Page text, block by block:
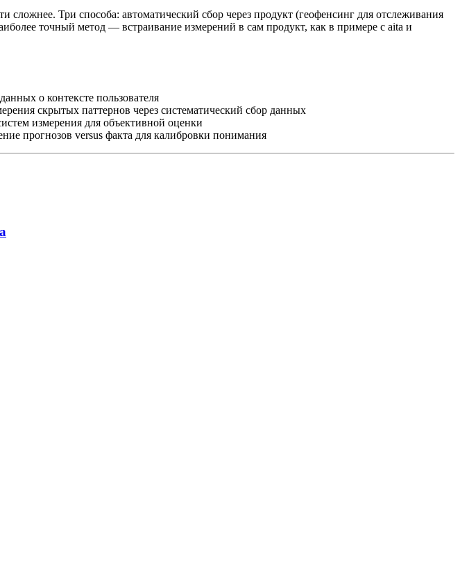
Три способа: автоматический сбор через продукт (геофенсинг для отслеживания
точный метод — встраивание измерений в сам продукт, как в примере с aita и
о контексте пользователя
скрытых паттернов через систематический сбор данных
измерения для объективной оценки
прогнозов versus факта для калибровки понимания